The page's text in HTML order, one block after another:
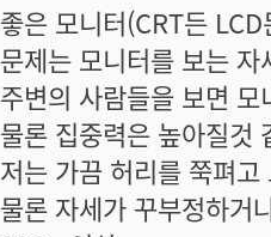
좋은 모니터(CRT든
문제는 모니터를 보는 자
주변의 사람들을 보면
물론 집중력은 높아질것
저는 가끔 허리를 쭉펴
물론 자세가 꾸부정하거